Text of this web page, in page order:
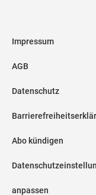
Impressum
AGB
Datenschutz
Abo kündigen
anpassen